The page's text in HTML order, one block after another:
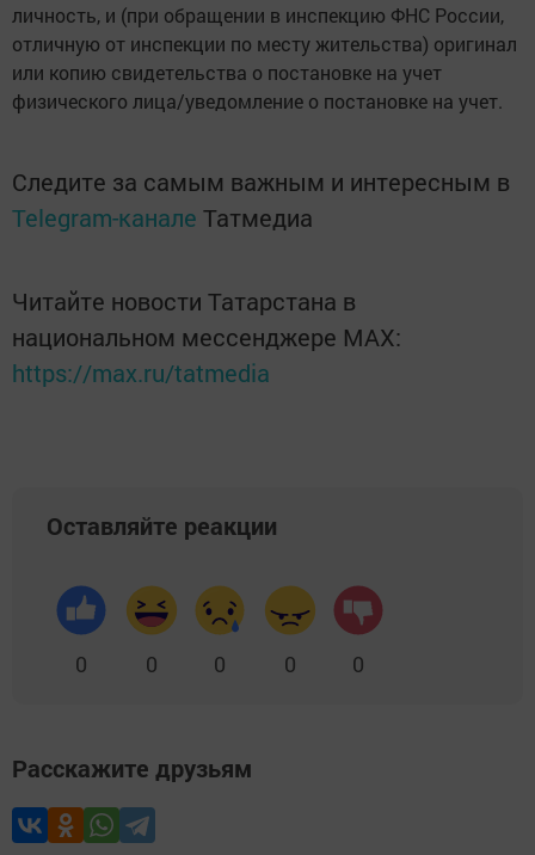
личность, и (при обращении в инспекцию ФНС России,
отличную от инспекции по месту жительства) оригинал
или копию свидетельства о постановке на учет
физического лица/уведомление о постановке на учет.
Следите за самым важным и интересным в
Telegram-канале Татмедиа
Читайте новости Татарстана в
национальном мессенджере MАХ:
https://max.ru/tatmedia
Оставляйте реакции
0 0 0 0 0
Расскажите друзьям